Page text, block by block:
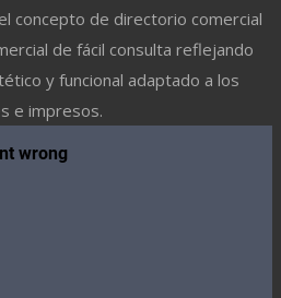
concepto de directorio comercial
de fácil consulta reflejando
y funcional adaptado a los
e impresos.